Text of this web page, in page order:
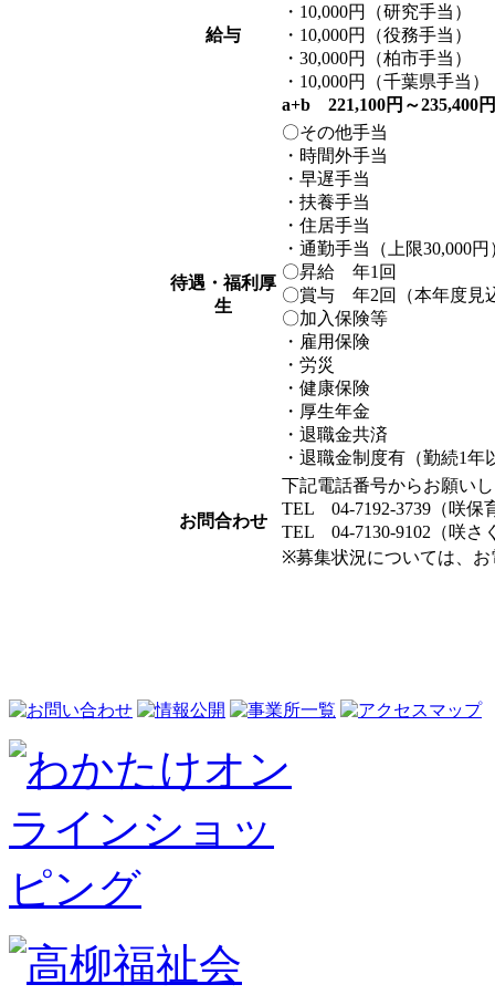
給与
・10,000円（研究手当）
・10,000円（役務手当）
・30,000円（柏市手当）
・10,000円（千葉県手当）
a+b 221,100円～235,400円
待遇・福利厚
生
〇その他手当
・時間外手当
・早遅手当
・扶養手当
・住居手当
・通勤手当（上限30,000
〇昇給 年1回
〇賞与 年2回（本年度見
〇加入保険等
・雇用保険
・労災
・健康保険
・厚生年金
・退職金共済
・退職金制度有（勤続1年
お問合わせ
下記電話番号からお願い
TEL 04-7192-3739（咲保
TEL 04-7130-9102（咲さ
※募集状況については、